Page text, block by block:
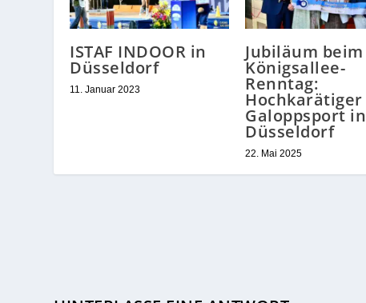
ISTAF INDOOR in
Düsseldorf
11. Januar 2023
Jubiläum beim
Königsallee-
Renntag:
Hochkarätiger
Galoppsport in
Düsseldorf
22. Mai 2025